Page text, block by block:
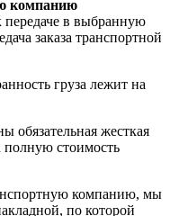
компанию
передаче в выбранную
заказа транспортной
груза лежит на
обязательная жесткая
полную стоимость
компанию, мы
по которой